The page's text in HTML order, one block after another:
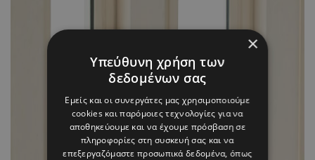
×
Υπεύθυνη χρήση των
δεδομένων σας
Εμείς και οι συνεργάτες μας χρησιμοποιούμε
cookies και παρόμοιες τεχνολογίες για να
αποθηκεύουμε και να έχουμε πρόσβαση σε
πληροφορίες στη συσκευή σας και να
επεξεργαζόμαστε προσωπικά δεδομένα, όπως